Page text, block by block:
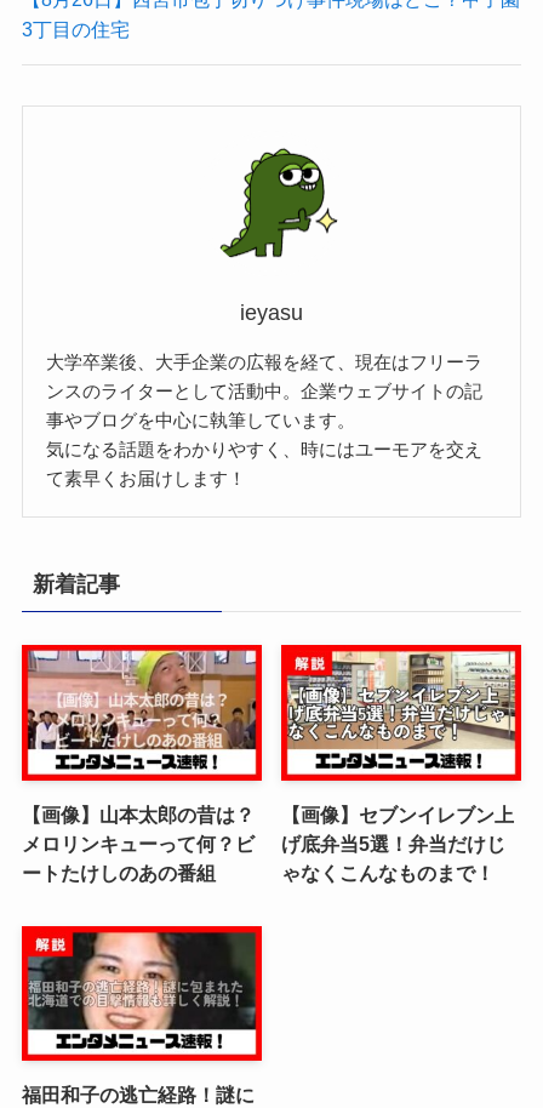
3丁目の住宅
ieyasu
大学卒業後、大手企業の広報を経て、現在はフリーラ
ンスのライターとして活動中。企業ウェブサイトの記
事やブログを中心に執筆しています。
気になる話題をわかりやすく、時にはユーモアを交え
て素早くお届けします！
新着記事
【画像】山本太郎の昔は？
メロリンキューって何？ビ
ートたけしのあの番組
【画像】セブンイレブン上
げ底弁当5選！弁当だけじ
ゃなくこんなものまで！
福田和子の逃亡経路！謎に